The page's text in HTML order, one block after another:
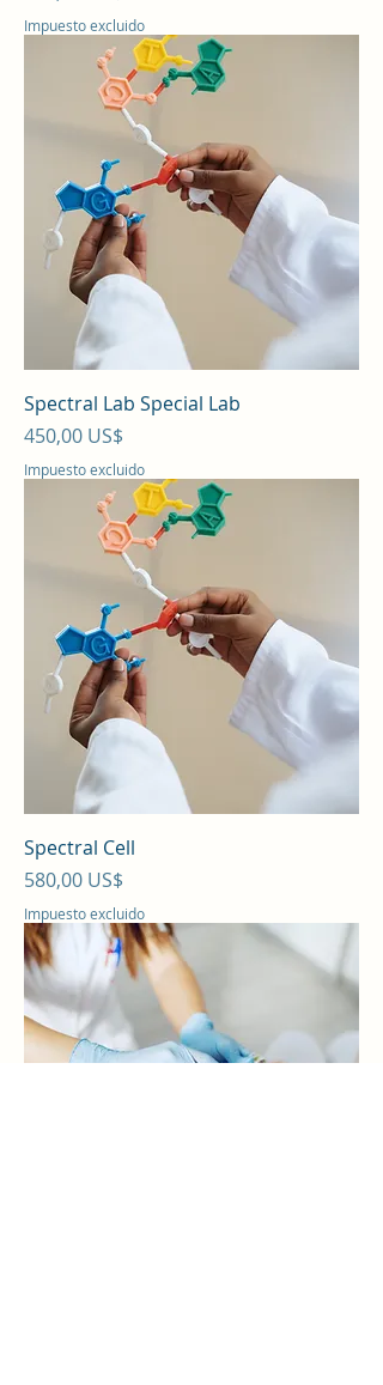
Impuesto excluido
Spectral Lab Special Lab
Precio
450,00 US$
Impuesto excluido
Spectral Cell
Precio
580,00 US$
Impuesto excluido